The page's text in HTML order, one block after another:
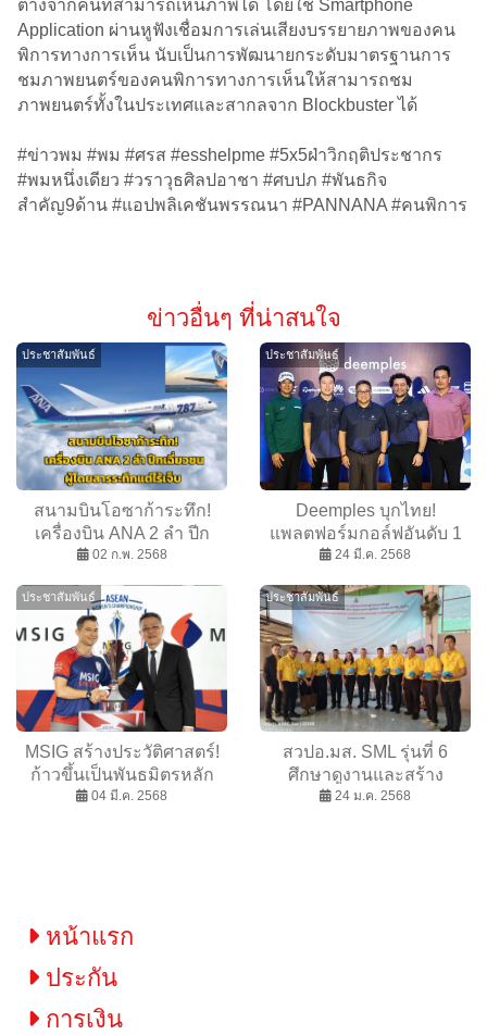
ต่างจากคนที่สามารถเห็นภาพได้ โดยใช้ Smartphone
Application ผ่านหูฟังเชื่อมการเล่นเสียงบรรยายภาพของคน
พิการทางการเห็น นับเป็นการพัฒนายกระดับมาตรฐานการ
ชมภาพยนตร์ของคนพิการทางการเห็นให้สามารถชม
ภาพยนตร์ทั้งในประเทศและสากลจาก Blockbuster ได้
#ข่าวพม #พม #ศรส #esshelpme #5x5ฝ่าวิกฤติประชากร
#พมหนึ่งเดียว #วราวุธศิลปอาชา #ศบปภ #พันธกิจ
สำคัญ9ด้าน #แอปพลิเคชันพรรณนา #PANNANA #คนพิการ
ข่าวอื่นๆ ที่น่าสนใจ
ประชาสัมพันธ์
สนามบินโอซาก้าระทึก!
เครื่องบิน ANA 2 ลำ ปีก
เฉี่ยวชน ผู้โดยสารระทึกแต่
02 ก.พ. 2568
ประชาสัมพันธ์
Deemples บุกไทย!
แพลตฟอร์มกอล์ฟอันดับ 1
แห่งอาเซียน เปิดตัวยิ่งใหญ่
24 มี.ค. 2568
ประชาสัมพันธ์
MSIG สร้างประวัติศาสตร์!
ก้าวขึ้นเป็นพันธมิตรหลัก
รายแรกของ ASEAN
04 มี.ค. 2568
ประชาสัมพันธ์
สวปอ.มส. SML รุ่นที่ 6
ศึกษาดูงานและสร้าง
มิตรภาพสู่การพัฒนาชาติ
24 ม.ค. 2568
หน้าแรก
ประกัน
การเงิน